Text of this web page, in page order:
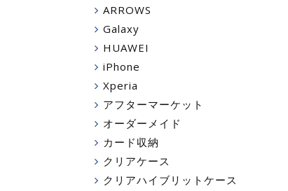
ARROWS
Galaxy
HUAWEI
iPhone
Xperia
アフターマーケット
オーダーメイド
カード収納
クリアケース
クリアハイブリットケース